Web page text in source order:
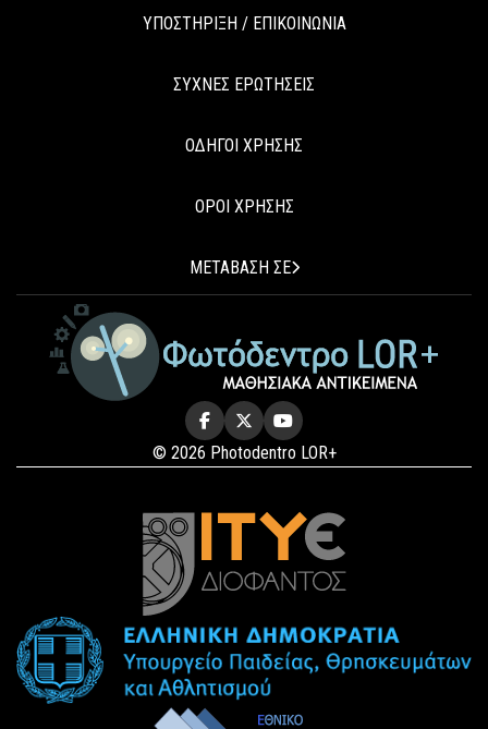
ΥΠΟΣΤΗΡΙΞΗ / ΕΠΙΚΟΙΝΩΝΙΑ
ΣΥΧΝΕΣ ΕΡΩΤΗΣΕΙΣ
ΟΔΗΓΟΙ ΧΡΗΣΗΣ
ΟΡΟΙ ΧΡΗΣΗΣ
ΜΕΤΑΒΑΣΗ ΣΕ
© 2026 Photodentro LOR+